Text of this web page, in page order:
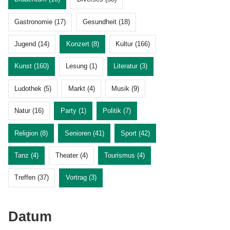
Gastronomie (17) Gesundheit (18)
Jugend (14) Konzert (8) Kultur (166)
Kunst (160) Lesung (1) Literatur (3)
Ludothek (5) Markt (4) Musik (9)
Natur (16) Party (1) Politik (7)
Religion (8) Senioren (41) Sport (42)
Tanz (4) Theater (4) Tourismus (4)
Treffen (37) Vortrag (3)
Datum